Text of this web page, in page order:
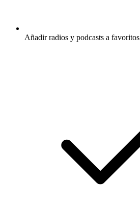
Añadir radios y podcasts a favoritos